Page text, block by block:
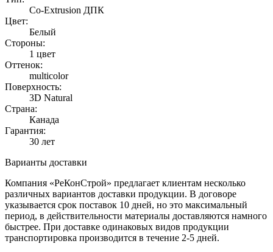
Co-Extrusion ДПК
Цвет:
Белый
Стороны:
1 цвет
Оттенок:
multicolor
Поверхность:
3D Natural
Страна:
Канада
Гарантия:
30 лет
Варианты доставки
Компания «РеКонСтрой» предлагает клиентам несколько
различных вариантов доставки продукции. В договоре
указывается срок поставок 10 дней, но это максимальный
период, в действительности материалы доставляются намного
быстрее. При доставке одинаковых видов продукции
транспортировка производится в течение 2-5 дней.